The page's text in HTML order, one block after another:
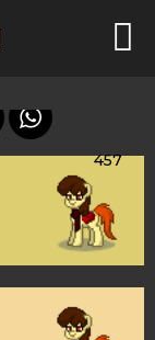
457